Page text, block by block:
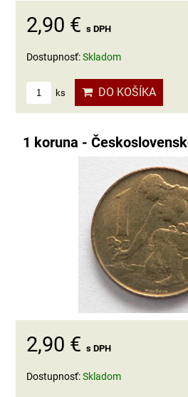
2,90 € s DPH
Dostupnosť:Skladom
ks DO KOŠÍKA
1 koruna -
2,90 € s DPH
Dostupnosť:Skladom